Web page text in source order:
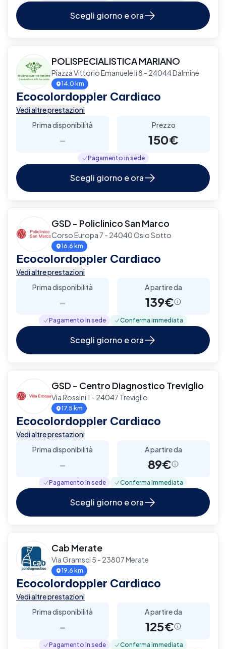
Scegli giorno e ora
POLISPECIALISTICA MARIANO
Piazza Vittorio Emanuele Ii 8 - 24044 Dalmine
14.0 km
Ecocolordoppler Cardiaco
Vedi altre prestazioni
Prima disponibilità
-
Prezzo
150€
Pagamento in sede
Scegli giorno e ora
GSD - Policlinico San Marco
Corso Europa 7 - 24040 Osio Sotto
16.6 km
Ecocolordoppler Cardiaco
Vedi altre prestazioni
Prima disponibilità
-
A partire da
139€
Pagamento in sede Conferma immediata
Scegli giorno e ora
GSD - Centro Diagnostico Treviglio
Via Rossini 1 - 24047 Treviglio
17.5 km
Ecocolordoppler Cardiaco
Vedi altre prestazioni
Prima disponibilità
-
A partire da
89€
Pagamento in sede Conferma immediata
Scegli giorno e ora
Cab Merate
Via Gramsci 5 - 23807 Merate
19.6 km
Ecocolordoppler Cardiaco
Vedi altre prestazioni
Prima disponibilità
-
A partire da
125€
Pagamento in sede Conferma immediata